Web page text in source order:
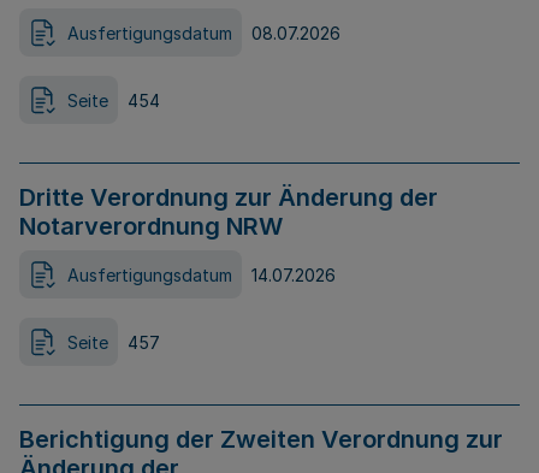
Ausfertigungsdatum 08.07.2026
Seite 454
Dritte Verordnung zur Änderung der
Notarverordnung NRW
Ausfertigungsdatum 14.07.2026
Seite 457
Berichtigung der Zweiten Verordnung zur